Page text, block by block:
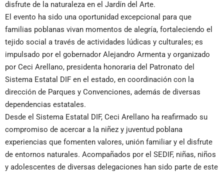
disfrute de la naturaleza en el Jardín del Arte.
El evento ha sido una oportunidad excepcional para que
familias poblanas vivan momentos de alegría, fortaleciendo el
tejido social a través de actividades lúdicas y culturales; es
impulsado por el gobernador Alejandro Armenta y organizado
por Ceci Arellano, presidenta honoraria del Patronato del
Sistema Estatal DIF en el estado, en coordinación con la
dirección de Parques y Convenciones, además de diversas
dependencias estatales.
Desde el Sistema Estatal DIF, Ceci Arellano ha reafirmado su
compromiso de acercar a la niñez y juventud poblana
experiencias que fomenten valores, unión familiar y el disfrute
de entornos naturales. Acompañados por el SEDIF, niñas, niños
y adolescentes de diversas delegaciones han sido parte de este